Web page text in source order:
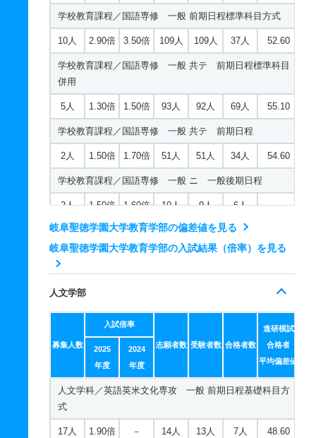
学校教育課程／国語専修 一般 前期日程標準科目方式
10人 2.90倍 3.50倍 109人 109人 37人 52.60
学校教育課程／国語専修 一般 共テ 前期日程標準科目
併用
5人 1.30倍 1.50倍 93人 92人 69人 55.10
学校教育課程／国語専修 一般 共テ 前期日程
2人 1.50倍 1.70倍 51人 51人 34人 54.60
学校教育課程／国語専修 一般 ニ 一般後期日程
2人 1.50倍 1.60倍 10人 9人 6人 －
学校教育課程／国語専修 一般 ニ 後期日程
2人 2倍 3倍 4人 4人 2人 －
学校教育課程／社会専修 一般 前期日程基礎科目方式
3.40倍 －
学校教育課程／社会専修 一般 前期日程標準科目方式
10人
学校教育課程／社会専修 一般 共テ 前期日程標準科目
岐阜聖徳学園大学教育学部の偏差値を見る
岐阜聖徳学園大学教育学部の入試結果（倍率）を見る
人文学部
募集人数
入試倍率
志願者数 受験者数 合格者数
進研模試
合格者
平均偏差値
2025
年度
2024
年度
人文学科／英語英米文化専攻 一般 前期日程基礎科目方
式
17人 1.90倍 － 14人 13人 7人 48.60